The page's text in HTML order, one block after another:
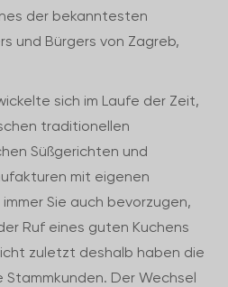
der bekanntesten
und Bürgers von Zagreb,
sich im Laufe der Zeit,
traditionellen
Süßgerichten und
mit eigenen
Sie auch bevorzugen,
Ruf eines guten Kuchens
zuletzt deshalb haben die
Der Wechsel